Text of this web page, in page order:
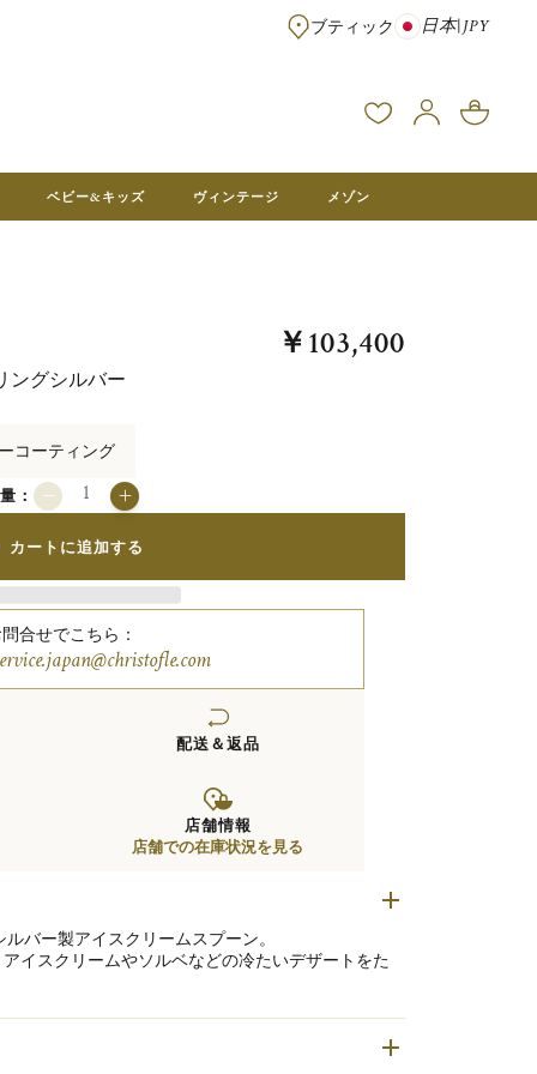
※¥100,000以上のご注文は送料無料 ※フランス本社在庫より直送。メゾ
ブティック 日本|JPY
ベビー&キッズ ヴィンテージ メゾン
ングシルバー
￥103,400
コーティング
：
カートに追加する
合せでこちら：
配送＆返品
店舗情報
店舗での在庫状況を見る
バー製アイスクリームスプーン。
イスクリームやソルベなどの冷たいデザートをた
グを可能にします。
え、ひとときをより豊かに演出します。